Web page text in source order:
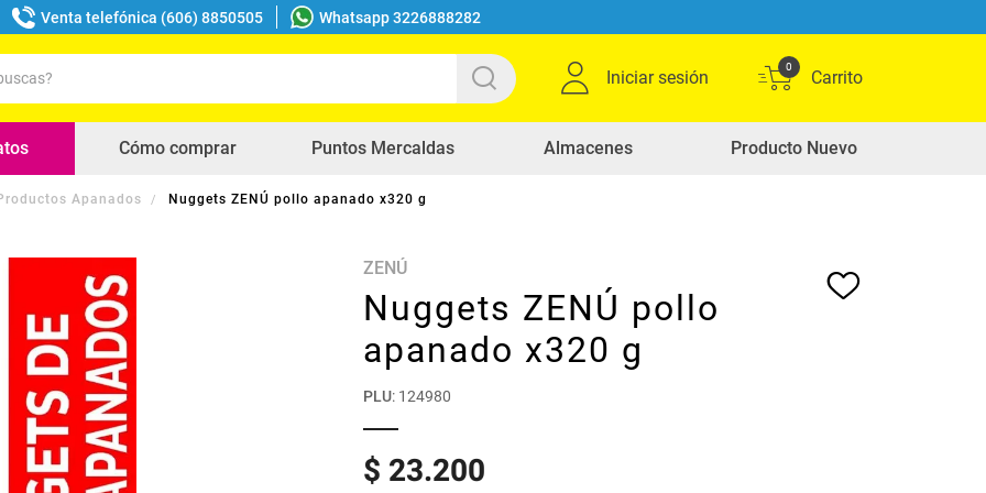
Venta telefónica (606) 8850505 Whatsapp 3226888282
Iniciar sesión
0
Cómo comprar Puntos Mercaldas Almacenes Producto Nuevo
Apanados Nuggets ZENÚ pollo apanado x320 g
ZENÚ
Nuggets ZENÚ pollo
apanado x320 g
PLU: 124980
$ 23.200
buscados